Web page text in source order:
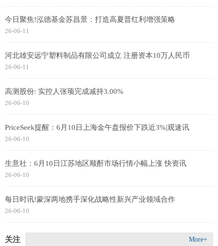
今日聚焦!泓德基金苏昌景：打造高夏普红利增强策略
26-06-11
河北雄安远宁塑料制品有限公司成立 注册资本10万人民币
26-06-11
高测股份: 实控人张顼完成减持3.00%
26-06-10
PriceSeek提醒：6月10日上海金午盘报价下跌近3%|观速讯
26-06-10
生意社：6月10日江苏地区顺酐市场行情小幅上涨 快资讯
26-06-10
每日时讯!蒙深两地携手深化战略性新兴产业领域合作
26-06-10
关注 More+